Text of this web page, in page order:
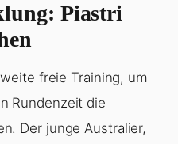
Piastri
freie Training, um
Rundenzeit die
Der junge Australier,